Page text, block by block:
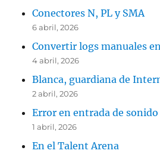
Conectores N, PL y SMA
6 abril, 2026
Convertir logs manuales
4 abril, 2026
Blanca, guardiana de
2 abril, 2026
Error en entrada de
1 abril, 2026
En el Talent Arena